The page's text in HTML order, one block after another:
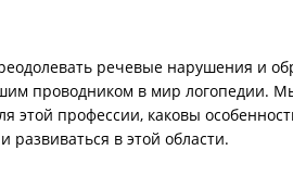
речевые нарушения и
проводником в мир логопедии.
этой профессии, каковы
развиваться в этой области.